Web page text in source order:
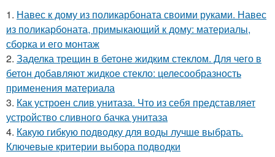
1. Навес к дому из поликарбоната своими руками. Навес
из поликарбоната, примыкающий к дому: материалы,
сборка и его монтаж
2. Заделка трещин в бетоне жидким стеклом. Для чего в
бетон добавляют жидкое стекло: целесообразность
применения материала
3. Как устроен слив унитаза. Что из себя представляет
устройство сливного бачка унитаза
4. Какую гибкую подводку для воды лучше выбрать.
Ключевые критерии выбора подводки